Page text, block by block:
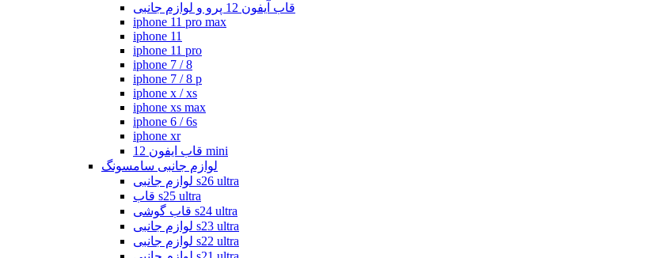
قاب آیفون 12 پرو و لوازم جانبی
iphone 11 pro max
iphone 11
iphone 11 pro
iphone 7 / 8
iphone 7 / 8 p
iphone x / xs
iphone xs max
iphone 6 / 6s
iphone xr
قاب ایفون 12 mini
لوازم جانبی سامسونگ
لوازم جانبی s26 ultra
قاب s25 ultra
قاب گوشی s24 ultra
لوازم جانبی s23 ultra
لوازم جانبی s22 ultra